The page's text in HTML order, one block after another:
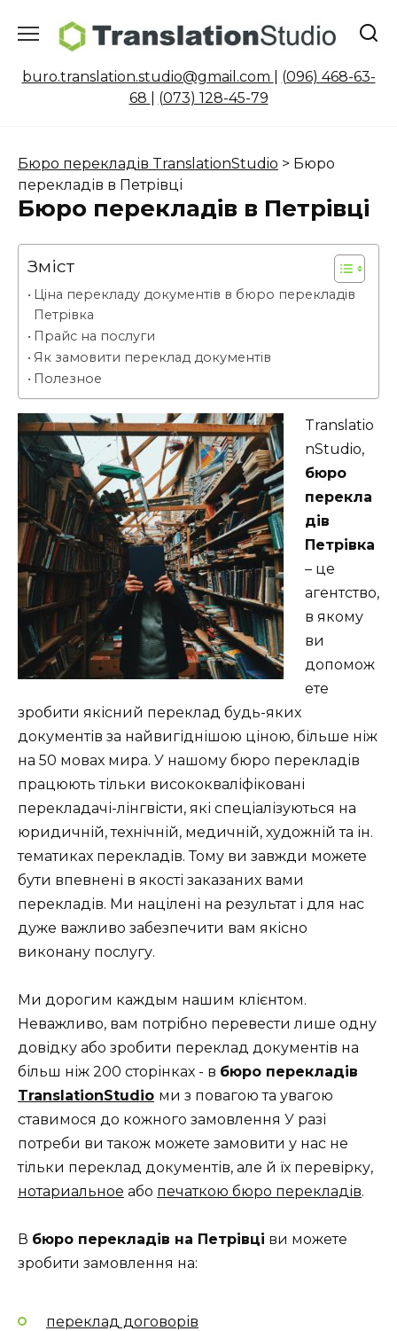
buro.translation.studio@gmail.com
(096) 468-63-
68
(073) 128-45-79
Бюро перекладів TranslationStudio > Бюро
перекладів в Петрівці
Бюро перекладів в Петрівці
Зміст
Ціна перекладу документів в бюро перекладів
Петрівка
Прайс на послуги
Як замовити переклад документів
Полезное
Translatio
nStudio,
бюро
перекла
дів
Петрівка
– це
агентство,
в якому
ви
допомож
ете
зробити якісний переклад будь-яких
документів за найвигіднішою ціною, більше ніж
на 50 мовах мира. У нашому бюро перекладів
працюють тільки висококваліфіковані
перекладачі-лінгвісти, які спеціалізуються на
юридичній, технічній, медичній, художній та ін.
тематиках перекладів. Тому ви завжди можете
бути впевнені в якості заказаних вами
перекладів. Ми націлені на результат і для нас
дуже важливо забезпечити вам якісно
виконану послугу.
Ми дорогим каждым нашим клієнтом.
Неважливо, вам потрібно перевести лише одну
довідку або зробити переклад документів на
більш ніж 200 сторінках - в бюро перекладів
TranslationStudio ми з повагою та увагою
ставимося до кожного замовлення У разі
потреби ви також можете замовити у нас не
тільки переклад документів, але й їх перевірку,
нотариальное або печаткою бюро перекладів.
В бюро перекладів на Петрівці ви можете
зробити замовлення на:
переклад договорів